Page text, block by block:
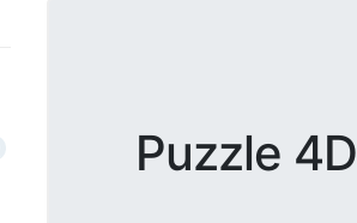
Puzzle 4D